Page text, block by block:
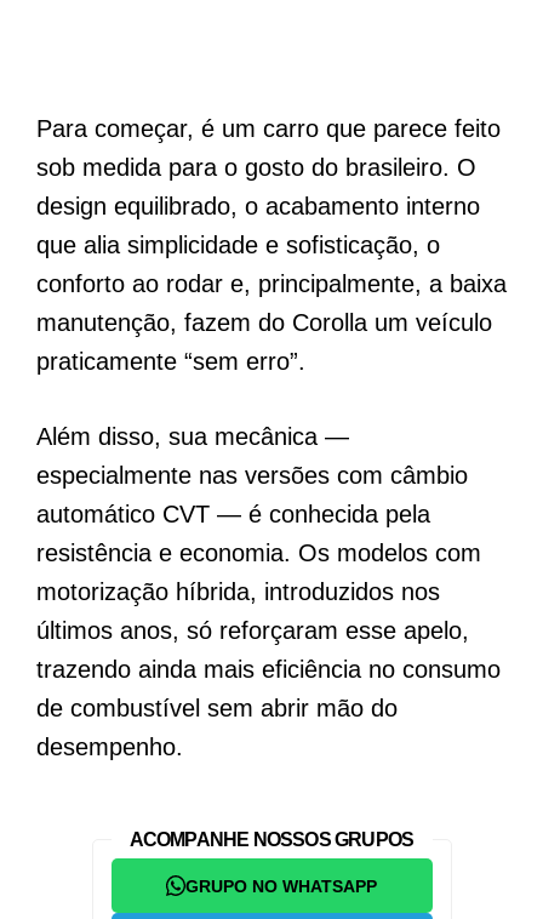
Para começar, é um carro que parece feito
sob medida para o gosto do brasileiro. O
design equilibrado, o acabamento interno
que alia simplicidade e sofisticação, o
conforto ao rodar e, principalmente, a baixa
manutenção, fazem do Corolla um veículo
praticamente “sem erro”.
Além disso, sua mecânica —
especialmente nas versões com câmbio
automático CVT — é conhecida pela
resistência e economia. Os modelos com
motorização híbrida, introduzidos nos
últimos anos, só reforçaram esse apelo,
trazendo ainda mais eficiência no consumo
de combustível sem abrir mão do
desempenho.
ACOMPANHE NOSSOS GRUPOS
GRUPO NO WHATSAPP